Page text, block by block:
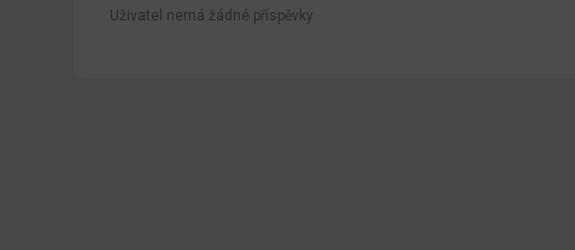
Uživatel nemá žádné příspěvky